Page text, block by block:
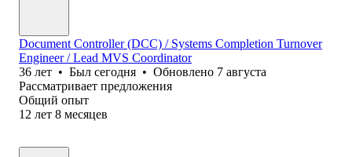
Document Controller (DCC) / Systems Completion Turnover
Engineer / Lead MVS Coordinator
36 лет • Был сегодня • Обновлено 7 августа
Рассматривает предложения
Общий опыт
12 лет 8 месяцев